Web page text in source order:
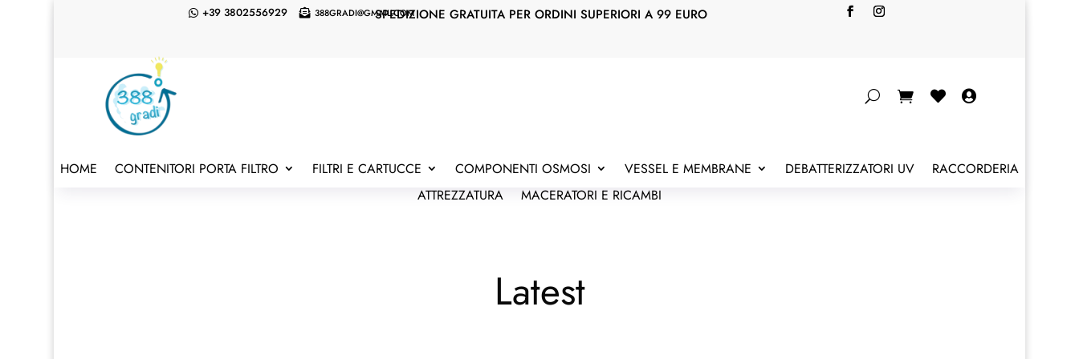
SPEDIZIONE GRATUITA PER ORDINI SUPERIORI A 99 EURO
 +39 3802556929  388GRADI@GMAIL.COM
 
HOME CONTENITORI PORTA FILTRO FILTRI E CARTUCCE COMPONENTI OSMOSI VESSEL E MEMBRANE DEBATTERIZZATORI UV
RACCORDERIA
ATTREZZATURA
MACERATORI E RICAMBI
Latest